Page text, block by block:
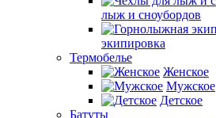
лыж и сноубордов
экипировка
Термобелье
Женское
Мужское
Детское
Батуты